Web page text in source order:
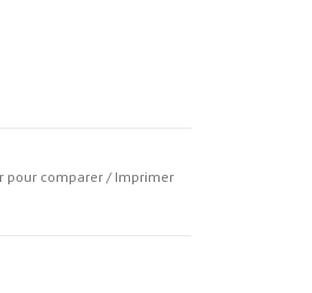
pour comparer / Imprimer